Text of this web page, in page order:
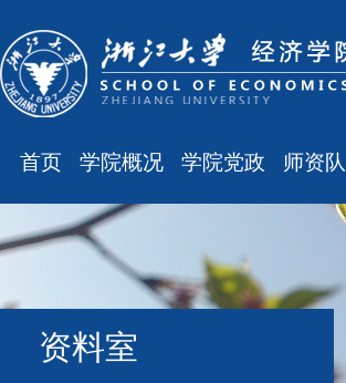
首页 学院概况
学院简介
现任领导
组织结构
学科设置
学院党政
会议通知
会议纪要
师资
最
职称
人事
资料室